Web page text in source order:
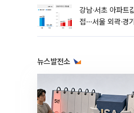
강남·서초 아파트
접⋯서울 외곽·경
뉴스발전소